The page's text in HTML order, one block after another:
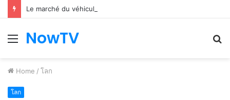
Le marché du véhicule d’occasion en plein essor
Menu
NowTV
Home / โลก
โลก